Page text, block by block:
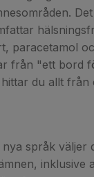
paracetamol
från "ett bord
du allt från
nya språk väljer
inklusive